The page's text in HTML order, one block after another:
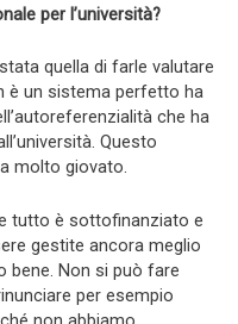
per l’università?
quella di farle valutare
è un sistema perfetto ha
che ha
Questo
molto giovato.
tutto è sottofinanziato e
gestite ancora meglio
bene. Non si può fare
per esempio